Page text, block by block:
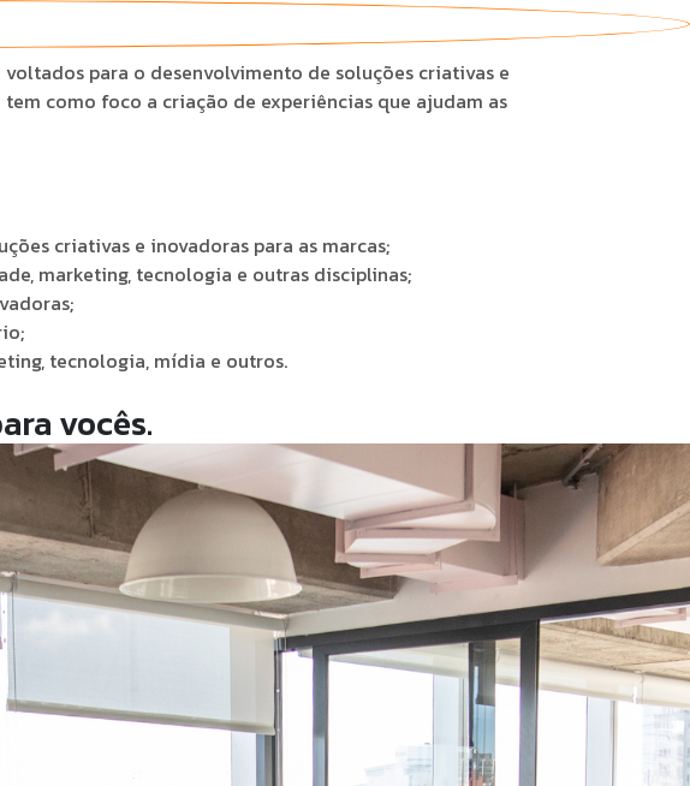
para o desenvolvimento de soluções criativas e
tem como foco a criação de experiências que ajudam as
criativas e inovadoras para as marcas;
marketing, tecnologia e outras disciplinas;
tecnologia, mídia e outros.
vocês.